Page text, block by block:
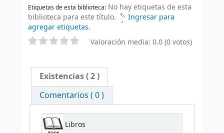
Etiquetas de esta biblioteca: No hay etiquetas de esta
biblioteca para este título.
Ingresar para
agregar etiquetas.
Valoración media: 0.0 (0 votos)
Existencias( 2 )
Comentarios ( 0 )
Libros